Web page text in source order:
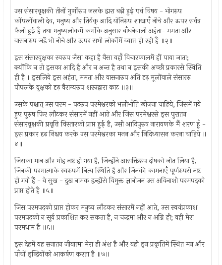
उस संसारवृक्षकी तीनों गुणोंरुप जलके द्वारा बढ़ी हुई एवं विषय - भोगरुप
कोंपलोंवाली देव, मनुष्य और तिर्यक् आदि योनिरुप शाखाएँ नीचे और ऊपर सर्वत्र
फैली हुई हैं तथा मनुष्यलोकमें कर्मोंके अनुसार बाँधनेवाली अहंता- ममता और
वासनारुप जड़ें भी नीचे और ऊपर सभी लोकोंमें व्याप्त हो रही हैं ॥२॥
इस संसारवृक्षका स्वरुप जैसा कहा है वैसा यहाँ विचारकालमें हीं पाया जाता;
क्योंकि न तो इसका आदि है और न अन्त है तथा न इसकी अच्छी प्रकारसे स्थिति
ही है । इसलिये इस अहंता, ममता और वासनारुप अति दृढ़ मूलोंवाले संसाररु
पीपलके वृक्षको दृढ़ वैराग्यरुप शस्त्रद्वारा काट ॥३॥
उसके पश्चात् उस परम - पदरुप परमेश्वरको भलीभाँति खोजना चाहिये, जिसमें गये
हुए पुरुष फिर लौटकर संसारमें नहीं आते और जिस परमेश्वरसे इस पुरातन
संसारवृक्षकी प्रवृत्ति विस्तारको प्राप्त हुई है, उसी आदिपुरुष नारायणके मैं शरण हूँ -
इस प्रकार दृढ़ निश्चय करके उस परमेश्वरका मनन और निदिध्यासन करना चाहिये ॥
४॥
जिसका मान और मोह नष्ट हो गया है, जिन्होंने आसक्तिरुप दोषको जीत लिया है,
जिनकी परमात्माके स्वरुपमें नित्य स्थिति है और जिनकी कामनाएँ पूर्णरुपसे नष्ट
हो गयी हैं - वे सुख - दुख नामक द्वन्द्वोंसे विमुक्त ज्ञानीजन उस अविनाशी परमपदको
प्राप्त होते हैं ॥५॥
जिस परमपदको प्राप्त होकर मनुष्य लौटकर संसारमें नहीं आते, उस स्वयंप्रकाश
परमपदको न सूर्य प्रकाशित कर सकता है, न चन्द्रमा और न अग्नि ही; वही मेरा
परमधाम है ॥६॥
इस देहमें यह सनातन जीवात्मा मेरा ही अंश है और वही इन प्रकृतिमें स्थित मन और
पाँचों इन्द्रियोंको आकर्षण करता है ॥७॥